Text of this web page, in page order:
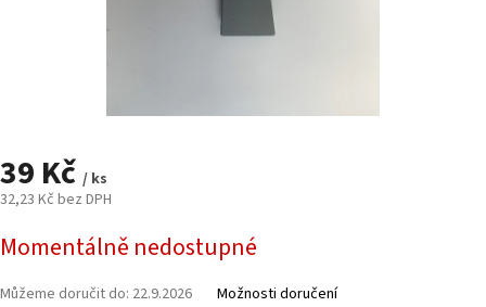
39 Kč / ks
32,23 Kč bez DPH
cena:
Momentálně nedostupné
Můžeme doručit do: 22.9.2026 Možnosti doručení